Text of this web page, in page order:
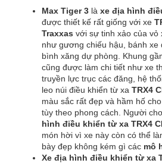
Max Tiger 3 là xe địa hình
được thiết kế rất giống với xe
Traxxas với sự tinh xảo của vỏ
như gương chiếu hậu, bánh xe
bình xăng dự phòng. Khung
cũng được làm chi tiết như xe
truyền lực trục các đăng, hệ
leo núi điều khiển từ xa TRX4
màu sắc rất đẹp và hầm hố
tùy theo phong cách. Người
hình điều khiển từ xa TRX4
món hời vì xe này còn có thể
bày đẹp không kém gì các mô
Xe địa hình điều khiển từ xa